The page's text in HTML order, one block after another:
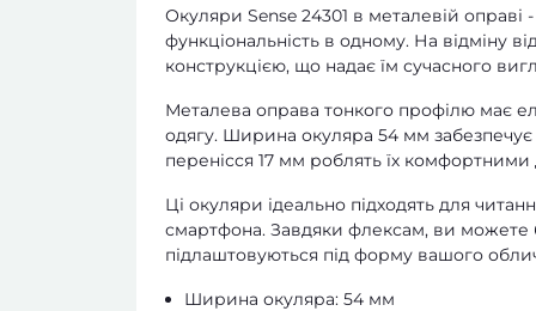
Окуляри Sense 24301 в металевій оправі
функціональність в одному. На відміну
конструкцією, що надає їм сучасного
Металева оправа тонкого профілю має
одягу. Ширина окуляра 54 мм
перенісся 17 мм роблять їх
Ці окуляри ідеально підходять для
смартфона. Завдяки флексам, ви можете
підлаштовуються під форму вашого
Ширина окуляра: 54 мм